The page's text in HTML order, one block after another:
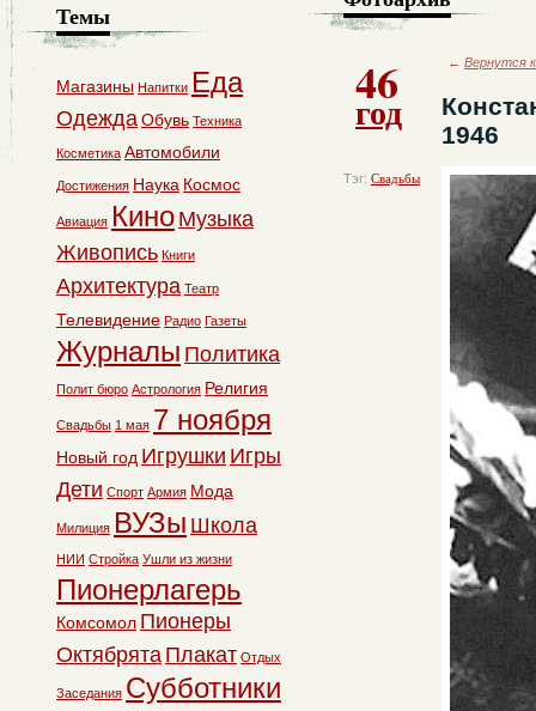
46
год
Тэг: Свадьбы
← Вернутся
1946
Темы
Магазины Напитки Еда
ОдеждаОбувь Техника
Косметика Автомобили
Достижения Наука Космос
Авиация Кино Музыка
Живопись Книги
Архитектура Театр
Телевидение Радио Газеты
Журналы Политика
Полит бюро Астрология Религия
Свадьбы 1 мая 7 ноября
Новый год Игрушки Игры
Дети Спорт Армия Мода
Милиция ВУЗы Школа
НИИ Стройка Ушли из жизни
Пионерлагерь
Комсомол Пионеры
Октябрята Плакат Отдых
Заседания Субботники